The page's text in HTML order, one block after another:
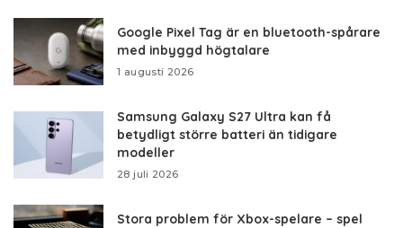
Google Pixel Tag är en bluetooth-spårare
med inbyggd högtalare
1 augusti 2026
Samsung Galaxy S27 Ultra kan få
betydligt större batteri än tidigare
modeller
28 juli 2026
Stora problem för Xbox-spelare – spel